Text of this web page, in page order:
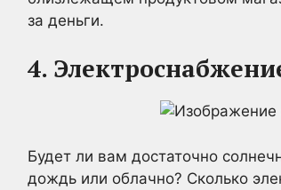
за деньги.
4.
Будет ли вам достаточно
дождь или облачно? Сколько